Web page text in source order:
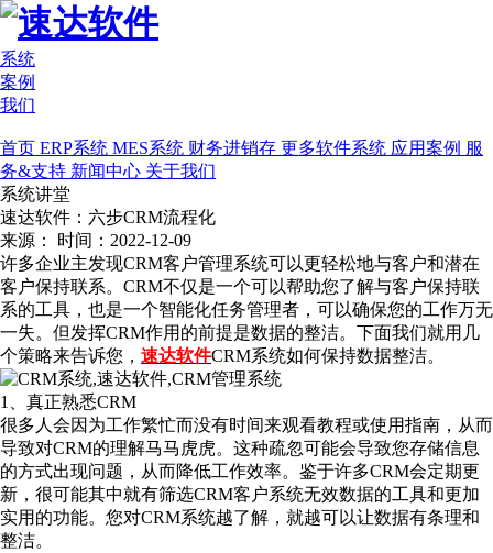
系统
案例
我们
首页 ERP系统 MES系统 财务进销存 更多软件系统 应用案例 服
务&支持 新闻中心 关于我们
系统讲堂
速达软件：六步CRM流程化
来源： 时间：2022-12-09
许多企业主发现CRM客户管理系统可以更轻松地与客户和潜在
客户保持联系。CRM不仅是一个可以帮助您了解与客户保持联
系的工具，也是一个智能化任务管理者，可以确保您的工作万无
一失。但发挥CRM作用的前提是数据的整洁。下面我们就用几
个策略来告诉您， 速达软件CRM系统如何保持数据整洁。
1、真正熟悉CRM
很多人会因为工作繁忙而没有时间来观看教程或使用指南，从而
导致对CRM的理解马马虎虎。这种疏忽可能会导致您存储信息
的方式出现问题，从而降低工作效率。鉴于许多CRM会定期更
新，很可能其中就有筛选CRM客户系统无效数据的工具和更加
实用的功能。您对CRM系统越了解，就越可以让数据有条理和
整洁。